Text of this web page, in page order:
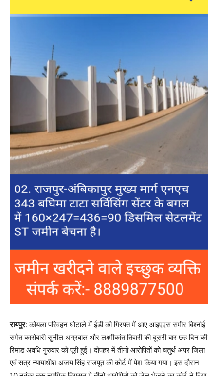
रायपुर: कोयला परिवहन घोटाले में ईडी की गिरफ्त में आए आइएएस समीर बिश्नोई
समेत कारोबारी सुनील अग्रवाल और लक्ष्मीकांत तिवारी की दूसरी बार छह दिन की
रिमांड अवधि गुरुवार को पूरी हुई। दोपहर में तीनों आरोपितों को चतुर्थ अपर जिला
एवं सत्र न्यायाधीश अजय सिंह राजपूत की कोर्ट में पेश किया गया। इस दौरान